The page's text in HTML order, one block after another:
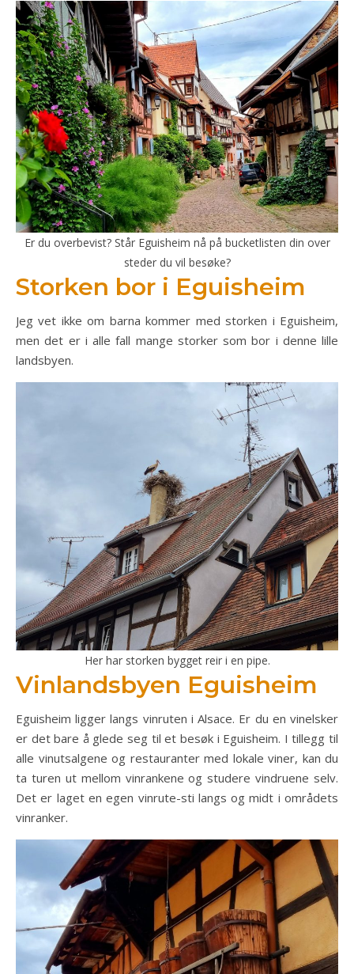
Er du overbevist? Står Eguisheim nå på bucketlisten din over
steder du vil besøke?
Storken bor i Eguisheim
Jeg vet ikke om barna kommer med storken i Eguisheim,
men det er i alle fall mange storker som bor i denne lille
landsbyen.
Her har storken bygget reir i en pipe.
Vinlandsbyen Eguisheim
Eguisheim ligger langs vinruten i Alsace. Er du en vinelsker
er det bare å glede seg til et besøk i Eguisheim. I tillegg til
alle vinutsalgene og restauranter med lokale viner, kan du
ta turen ut mellom vinrankene og studere vindruene selv.
Det er laget en egen vinrute-sti langs og midt i områdets
vinranker.